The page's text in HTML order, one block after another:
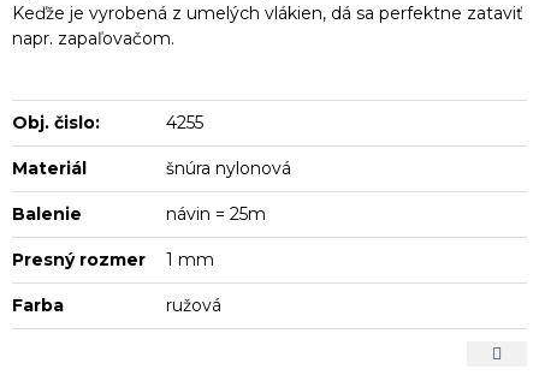
Keďže je vyrobená z umelých vlákien, dá sa perfektne zataviť
napr. zapaľovačom.
Obj. čislo: 4255
Materiál šnúra nylonová
Balenie návin = 25m
Presný rozmer 1 mm
Farba ružová